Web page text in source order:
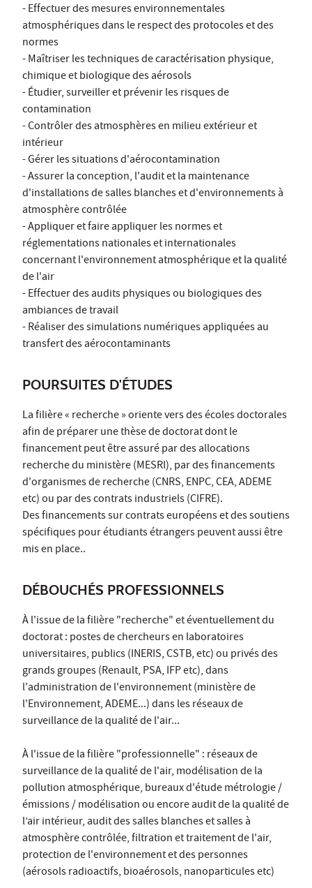
- Effectuer des mesures environnementales
atmosphériques dans le respect des protocoles et des
normes
- Maîtriser les techniques de caractérisation physique,
chimique et biologique des aérosols
- Étudier, surveiller et prévenir les risques de
contamination
- Contrôler des atmosphères en milieu extérieur et
intérieur
- Gérer les situations d'aérocontamination
- Assurer la conception, l'audit et la maintenance
d'installations de salles blanches et d'environnements à
atmosphère contrôlée
- Appliquer et faire appliquer les normes et
réglementations nationales et internationales
concernant l'environnement atmosphérique et la qualité
de l'air
- Effectuer des audits physiques ou biologiques des
ambiances de travail
- Réaliser des simulations numériques appliquées au
transfert des aérocontaminants
POURSUITES D'ÉTUDES
La filière « recherche » oriente vers des écoles doctorales
afin de préparer une thèse de doctorat dont le
financement peut être assuré par des allocations
recherche du ministère (MESRI), par des financements
d'organismes de recherche (CNRS, ENPC, CEA, ADEME
etc) ou par des contrats industriels (CIFRE).
Des financements sur contrats européens et des soutiens
spécifiques pour étudiants étrangers peuvent aussi être
mis en place..
DÉBOUCHÉS PROFESSIONNELS
À l'issue de la filière "recherche" et éventuellement du
doctorat : postes de chercheurs en laboratoires
universitaires, publics (INERIS, CSTB, etc) ou privés des
grands groupes (Renault, PSA, IFP etc), dans
l'administration de l'environnement (ministère de
l'Environnement, ADEME...) dans les réseaux de
surveillance de la qualité de l'air...
À l'issue de la filière "professionnelle" : réseaux de
surveillance de la qualité de l'air, modélisation de la
pollution atmosphérique, bureaux d'étude métrologie /
émissions / modélisation ou encore audit de la qualité de
l’air intérieur, audit des salles blanches et salles à
atmosphère contrôlée, filtration et traitement de l'air,
protection de l'environnement et des personnes
(aérosols radioactifs, bioaérosols, nanoparticules etc)